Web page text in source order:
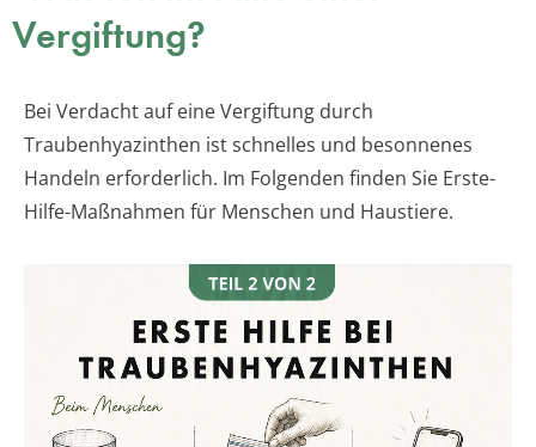
Vergiftung?
Bei Verdacht auf eine Vergiftung durch
Traubenhyazinthen ist schnelles und besonnenes
Handeln erforderlich. Im Folgenden finden Sie Erste-
Hilfe-Maßnahmen für Menschen und Haustiere.